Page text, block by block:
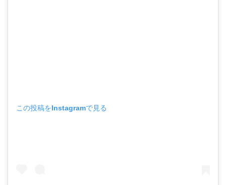
この投稿をInstagramで見る